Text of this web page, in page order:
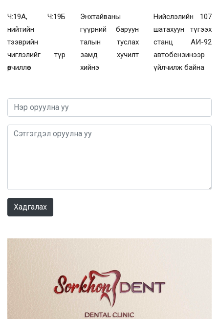
Ч:19А, Ч:19Б
нийтийн
тээврийн
чиглэлийг түр
өөрчиллөө
Энхтайваны
гүүрний баруун
талын туслах
замд хучилт
хийнэ
Нийслэлийн 107
шатахуун түгээх
станц АИ-92
автобензинээр
үйлчилж байна
Хадгалах